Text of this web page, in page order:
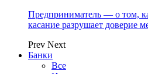
Предприниматель — о том,
касание разрушает доверие
Prev Next
Банки
Все